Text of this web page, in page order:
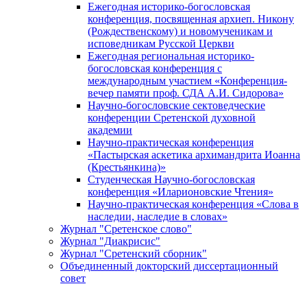
Ежегодная историко-богословская
конференция, посвященная архиеп. Никону
(Рождественскому) и новомученикам и
исповедникам Русской Церкви
Ежегодная региональная историко-
богословская конференция с
международным участием «Конференция-
вечер памяти проф. СДА А.И. Сидорова»
Научно-богословские сектоведческие
конференции Сретенской духовной
академии
Научно-практическая конференция
«Пастырская аскетика архимандрита Иоанна
(Крестьянкина)»
Студенческая Научно-богословская
конференция «Иларионовские Чтения»
Научно-практическая конференция «Cлова в
наследии, наследие в словах»
Журнал "Сретенское слово"
Журнал "Диакрисис"
Журнал "Сретенский сборник"
Объединенный докторский диссертационный
совет